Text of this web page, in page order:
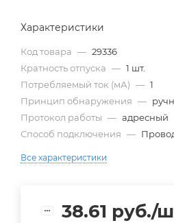
Характеристики
Код товара — 29336
Кратность отпуска — 1 шт.
Потребляемый ток (мА) — 1
Принцип обнаружения —
Протокол работы — адресный
Способ подключения —
Все характеристики
38.61 руб./